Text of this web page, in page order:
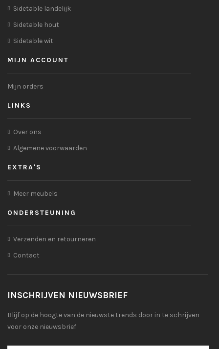
Sidetable landelijk
Sidetable hout
Sidetable wit
MIJN ACCOUNT
Mijn orders
LINKS
Over ons
Algemene voorwaarden
EXTRA'S
Meer meubels
ONDERSTEUNING
Verzenden en retourneren
Contact
INSCHRIJVEN NIEUWSBRIEF
Blijf op de hoogte van de nieuwste trends door in te schrijven
voor onze nieuwsbrief